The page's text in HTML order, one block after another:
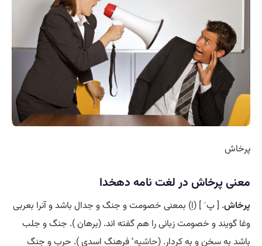
پرخاش
معنی پرخاش در لغت نامه دهخدا
پرخاش. [ پ َ ] (اِ) بمعنی خصومت و جنگ و جدال باشد و آنرا بعربی
وغا گویند و خصومت زبانی را هم گفته اند. (برهان ). جنگ و جلب
باشد به سخن و به کردار. (حاشیهٔ فرهنگ اسدی ). حرب و جنگ